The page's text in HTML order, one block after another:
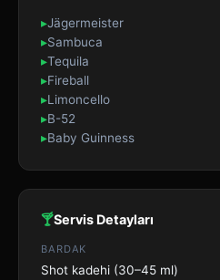
▸Jägermeister
▸Sambuca
▸Tequila
▸Fireball
▸Limoncello
▸B-52
▸Baby Guinness
🍸Servis Detayları
BARDAK
Shot kadehi (30–45 ml)